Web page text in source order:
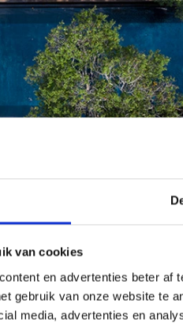
van cookies
en advertenties beter
gebruik van onze website te
media, advertenties en